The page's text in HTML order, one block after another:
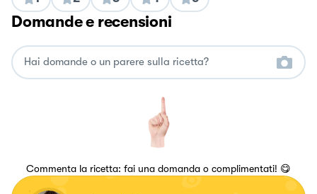
Domande e recensioni
Commenta la ricetta: fai una domanda o complimentati! 😋